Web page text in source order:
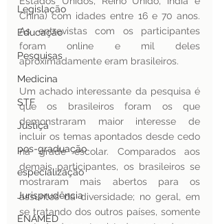
Legislação
Educação
Pesquisas
Medicina
STF
Justiça
pos-graduação
especialização
Jurisprudência
ENAMED
China) com idades entre 16 e 70 anos.
As entrevistas com os participantes
foram online e mil deles
aproximadamente eram brasileiros.
Um achado interessante da pesquisa é
que os brasileiros foram os que
demonstraram maior interesse de
incluir os temas apontados desde cedo
na grade escolar. Comparados aos
demais participantes, os brasileiros se
mostraram mais abertos para os
assuntos da diversidade; no geral, em
se tratando dos outros países, somente